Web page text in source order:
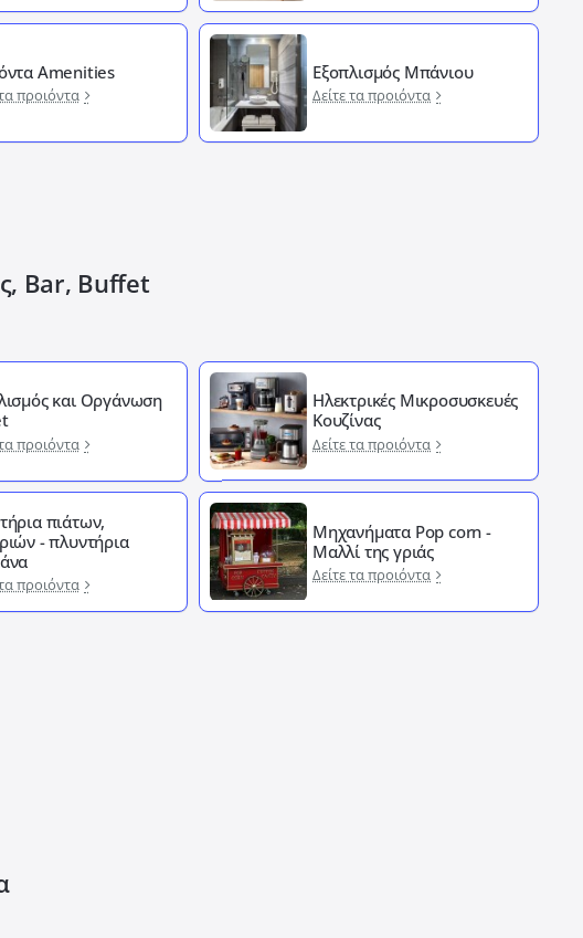
Amenities
προιόντα
Εξοπλισμός Μπάνιου
Δείτε τα προιόντα
Bar, Buffet
και Οργάνωση
προιόντα
Ηλεκτρικές Μικροσυσκευές
Κουζίνας
Δείτε τα προιόντα
πιάτων,
- πλυντήρια
προιόντα
Μηχανήματα Pop corn -
Μαλλί της γριάς
Δείτε τα προιόντα